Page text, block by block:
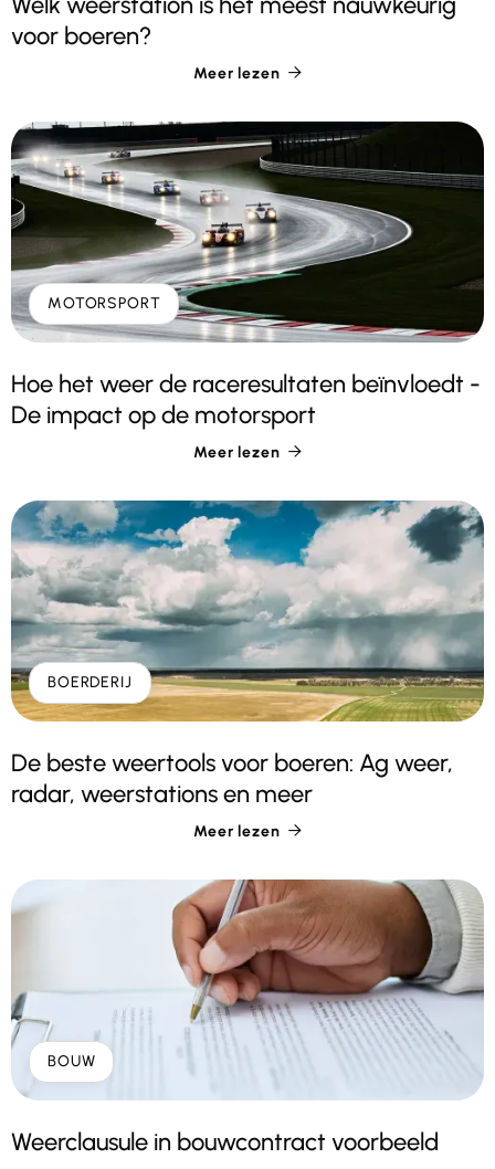
voor boeren?
Meer lezen 
MOTORSPORT
Hoe het weer de raceresultaten beïnvloedt -
De impact op de motorsport
Meer lezen 
BOERDERIJ
De beste weertools voor boeren: Ag weer,
radar, weerstations en meer
Meer lezen 
BOUW
Weerclausule in bouwcontract voorbeeld